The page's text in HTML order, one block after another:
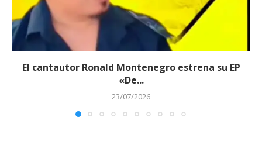
El cantautor Ronald Montenegro estrena su EP
«De...
23/07/2026